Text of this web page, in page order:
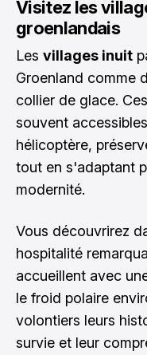
Visitez les
groenlandais
Les villages inuit
Groenland comme
collier de glace.
souvent
hélicoptère,
tout en s'adaptant
modernité.
Vous découvrirez
hospitalité
accueillent avec
le froid polaire
volontiers leurs
survie et leur